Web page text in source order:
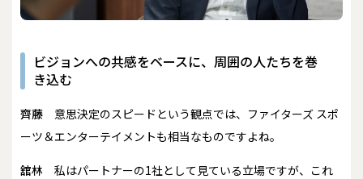
ビジョンへの共感をベースに、周囲の人たちを巻
き込む
齊藤
意思決定のスピードという観点では、ファイターズ スポ
ーツ＆エンターテイメントも相当なものですよね。
舘林
私はパートナーの1社として見ている立場ですが、これ